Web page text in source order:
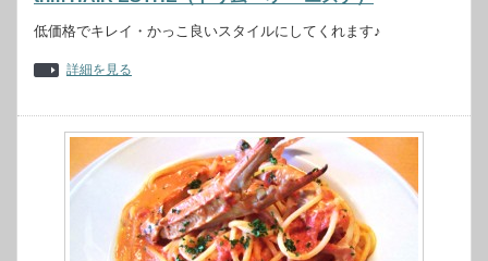
低価格でキレイ・かっこ良いスタイルにしてくれます♪
詳細を見る